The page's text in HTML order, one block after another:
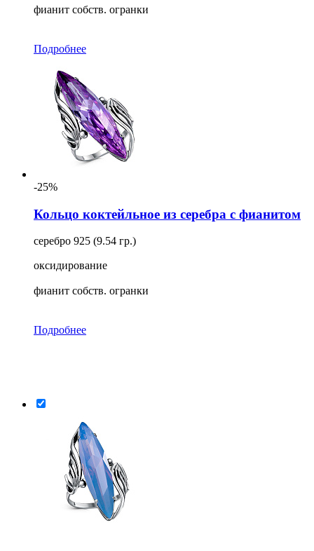
фианит собств. огранки
Подробнее
-25%
Кольцо коктейльное из серебра с фианитом
серебро 925 (9.54 гр.)
оксидирование
фианит собств. огранки
Подробнее